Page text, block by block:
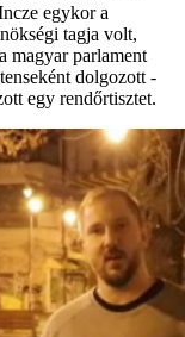
egykor a
tagja volt,
magyar parlament
dolgozott -
egy rendőrtisztet.